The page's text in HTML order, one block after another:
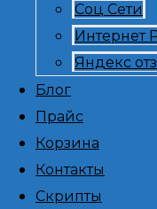
Соц Сети
Интернет
Яндекс
Блог
Прайс
Корзина
Контакты
Скрипты